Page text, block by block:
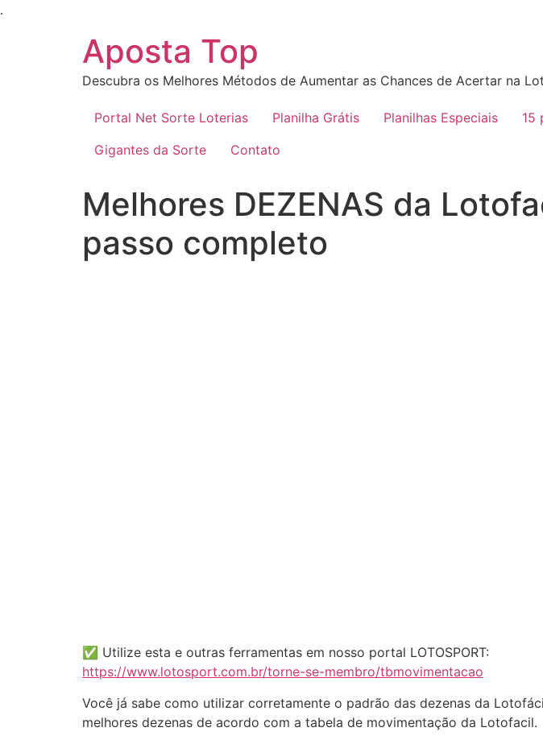
.
Aposta Top
Descubra os Melhores Métodos de Aumentar as Chances de Acertar na
Portal Net Sorte Loterias Planilha Grátis Planilhas Especiais 15
Gigantes da Sorte
Contato
Melhores DEZENAS da
passo completo
✅ Utilize esta e outras ferramentas em nosso portal LOTOSPORT:
https://www.lotosport.com.br/torne-se-membro/tbmovimentacao
Você já sabe como utilizar corretamente o padrão das dezenas da
melhores dezenas de acordo com a tabela de movimentação da Lotofacil.